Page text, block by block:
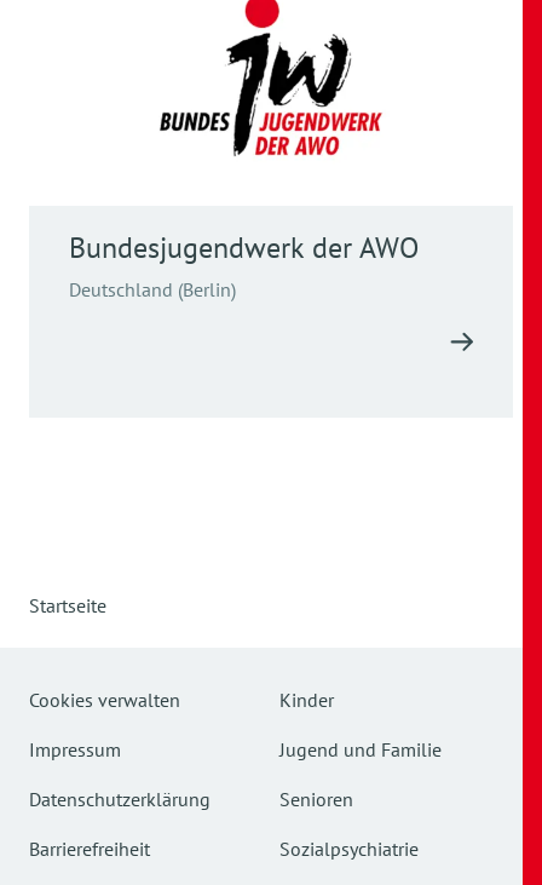
Bundesjugendwerk der AWO
Deutschland (Berlin)
Startseite
Cookies verwalten
Impressum
Datenschutzerklärung
Barrierefreiheit
Kinder
Jugend und Familie
Senioren
Sozialpsychiatrie